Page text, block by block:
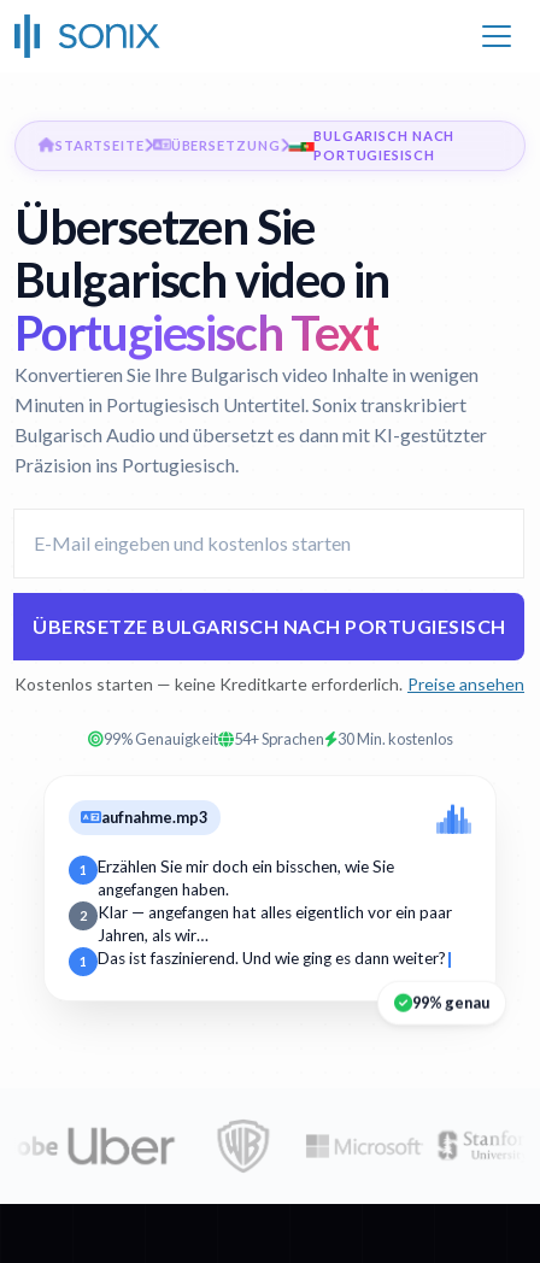
STARTSEITE ÜBERSETZUNG
BULGARISCH NACH
PORTUGIESISCH
Übersetzen Sie
Bulgarisch video in
Portugiesisch Text
Konvertieren Sie Ihre Bulgarisch video Inhalte in wenigen
Minuten in Portugiesisch Untertitel. Sonix transkribiert
Bulgarisch Audio und übersetzt es dann mit KI-gestützter
Präzision ins Portugiesisch.
ÜBERSETZE BULGARISCH NACH PORTUGIESISCH
Kostenlos starten — keine Kreditkarte erforderlich. Preise ansehen
99% Genauigkeit 54+ Sprachen 30 Min. kostenlos
aufnahme.mp3
1
Erzählen Sie mir doch ein bisschen, wie Sie
angefangen haben.
2
Klar — angefangen hat alles eigentlich vor ein paar
Jahren, als wir…
1 Das ist faszinierend. Und wie ging es dann weiter?
99% genau